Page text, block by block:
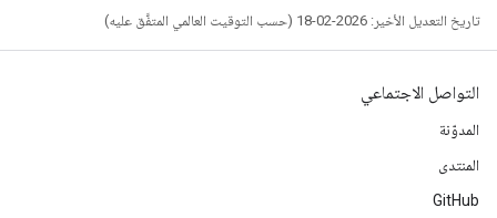
تاريخ التعديل الأخير: 2026-02-18 (حسب التوقيت العالمي المتفَّق عليه)
التواصل الاجتماعي
المدوّنة
المنتدى
GitHub